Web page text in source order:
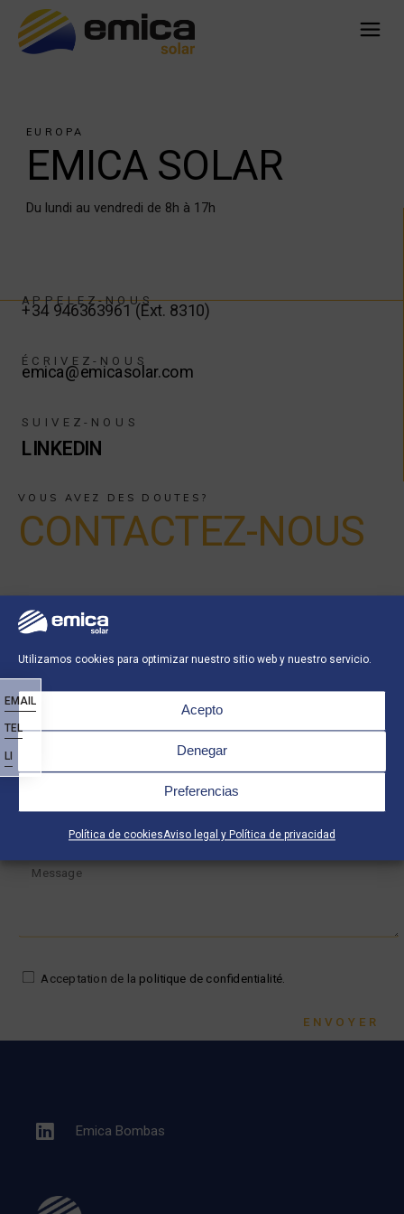
Utilizamos cookies para optimizar nuestro sitio web y nuestro servicio.
Acepto
Denegar
Preferencias
Política de cookiesAviso legal y Política de privacidad
EUROPA
EMICA SOLAR
Du lundi au vendredi de 8h à 17h
APPELEZ-NOUS
+34 946363961 (Ext. 8310)
ÉCRIVEZ-NOUS
emica@emicasolar.com
SUIVEZ-NOUS
LINKEDIN
VOUS AVEZ DES DOUTES?
CONTACTEZ-NOUS
Acceptation de la politique de confidentialité.
ENVOYER
Emica Bombas
EMAIL
TEL
LI